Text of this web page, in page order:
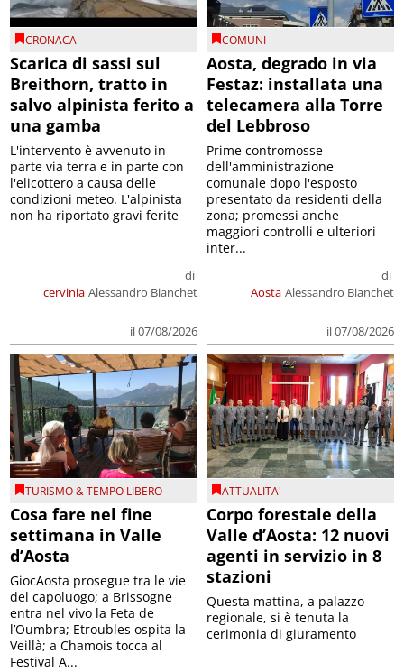
CRONACA
Scarica di sassi sul
Breithorn, tratto in
salvo alpinista ferito a
una gamba
cervinia
di
Alessandro Bianchet
il 07/08/2026
L'intervento è avvenuto in
parte via terra e in parte con
l'elicottero a causa delle
condizioni meteo. L'alpinista
non ha riportato gravi ferite
COMUNI
Aosta, degrado in via
Festaz: installata una
telecamera alla Torre
del Lebbroso
Aosta
di
Alessandro Bianchet
il 07/08/2026
Prime contromosse
dell'amministrazione
comunale dopo l'esposto
presentato da residenti della
zona; promessi anche
maggiori controlli e ulteriori
inter...
TURISMO & TEMPO LIBERO
Cosa fare nel fine
settimana in Valle
d’Aosta
GiocAosta prosegue tra le vie
del capoluogo; a Brissogne
entra nel vivo la Feta de
l’Oumbra; Etroubles ospita la
Veillà; a Chamois tocca al
Festival A...
ATTUALITA'
Corpo forestale della
Valle d’Aosta: 12 nuovi
agenti in servizio in 8
stazioni
Questa mattina, a palazzo
regionale, si è tenuta la
cerimonia di giuramento